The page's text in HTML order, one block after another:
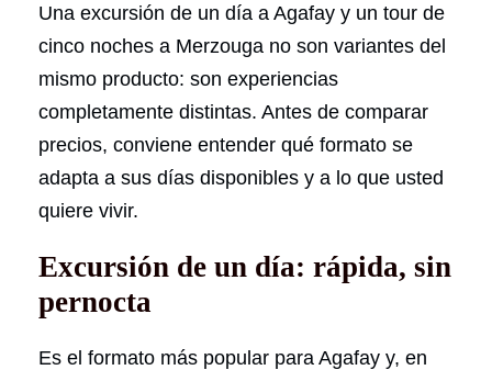
Una excursión de un día a Agafay y un tour de
cinco noches a Merzouga no son variantes del
mismo producto: son experiencias
completamente distintas. Antes de comparar
precios, conviene entender qué formato se
adapta a sus días disponibles y a lo que usted
quiere vivir.
Excursión de un día: rápida, sin
pernocta
Es el formato más popular para Agafay y, en